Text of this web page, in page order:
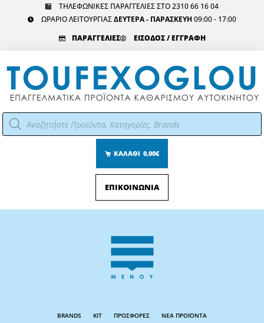
ΤΗΛΕΦΩΝΙΚΕΣ ΠΑΡΑΓΓΕΛΙΕΣ ΣΤΟ 2310 66 16 04
ΩΡΑΡΙΟ ΛΕΙΤΟΥΡΓΙΑΣΔΕΥΤΕΡΑ - ΠΑΡΑΣΚΕΥΗ 09:00 - 17:00
ΠΑΡΑΓΓΕΛΙΕΣ
ΕΙΣΟΔΟΣ / ΕΓΓΡΑΦΗ
Αναζήτηση
προϊόντων
ΚΑΛΑΘΙ 0,00€
ΕΠΙΚΟΙΝΩΝΙΑ
Menu
BRANDS KIT ΠΡΟΣΦΟΡΕΣ ΝΕΑ ΠΡΟΪΟΝΤΑ